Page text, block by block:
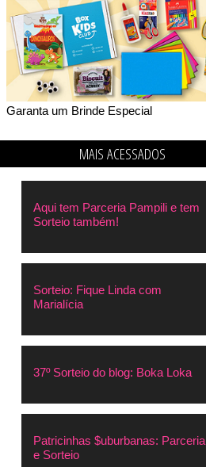
Garanta um Brinde Especial
MAIS ACESSADOS
Aqui tem Parceria Pampili e tem
Sorteio também!
Sorteio: Fique Linda com
Marialícia
37º Sorteio do blog: Boka Loka
Patricinhas $uburbanas: Parceria
e Sorteio